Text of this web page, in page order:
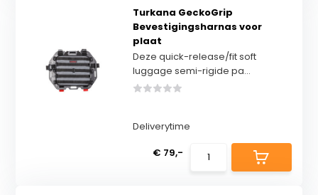
Turkana GeckoGrip
Bevestigingsharnas voor
plaat
Deze quick-release/fit soft
luggage semi-rigide pa...
Deliverytime
€ 79,-